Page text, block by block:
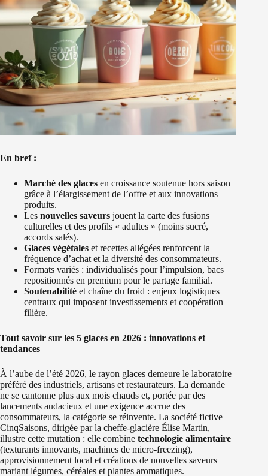
En bref :
Marché des glaces en croissance soutenue hors saison
grâce à l’élargissement de l’offre et aux innovations
produits.
Les nouvelles saveurs jouent la carte des fusions
culturelles et des profils « adultes » (moins sucré,
accords salés).
Glaces végétales et recettes allégées renforcent la
fréquence d’achat et la diversité des consommateurs.
Formats variés : individualisés pour l’impulsion, bacs
repositionnés en premium pour le partage familial.
Soutenabilité et chaîne du froid : enjeux logistiques
centraux qui imposent investissements et coopération
filière.
Tout savoir sur les 5 glaces en 2026 : innovations et
tendances
À l’aube de l’été 2026, le rayon glaces demeure le laboratoire
préféré des industriels, artisans et restaurateurs. La demande
ne se cantonne plus aux mois chauds et, portée par des
lancements audacieux et une exigence accrue des
consommateurs, la catégorie se réinvente. La société fictive
CinqSaisons, dirigée par la cheffe-glacière Élise Martin,
illustre cette mutation : elle combine technologie alimentaire
(texturants innovants, machines de micro-freezing),
approvisionnement local et créations de nouvelles saveurs
mariant légumes, céréales et plantes aromatiques.